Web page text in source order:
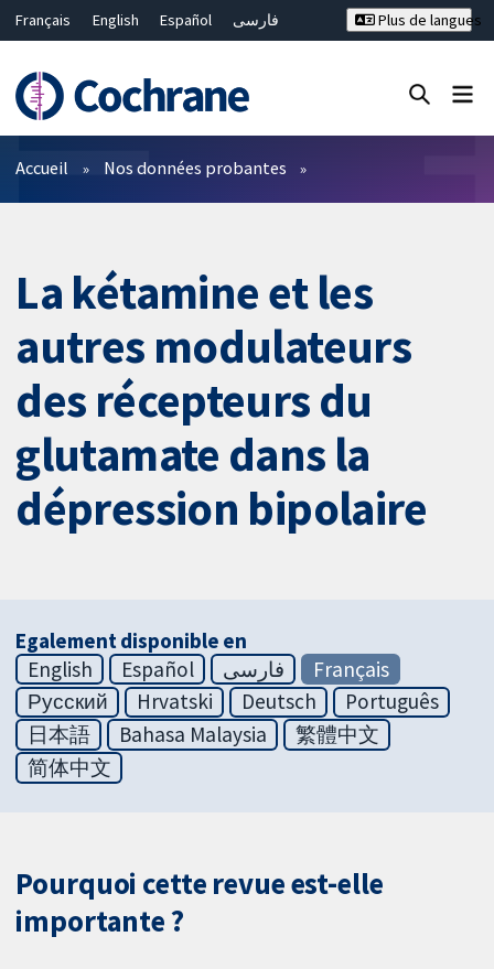
Français English Español
فارسی
Bahasa Malaysia
ไทย
繁體中文
简体中文
Plus de langues
Filtres
Accueil Nos données probantes
La kétamine et les
autres modulateurs
des récepteurs du
glutamate dans la
dépression bipolaire
Egalement disponible en
English
Español فارسی
Français
Русский
Hrvatski Deutsch
Português
日本語
Bahasa Malaysia
繁體中文
简体中文
Pourquoi cette revue est-elle
importante ?